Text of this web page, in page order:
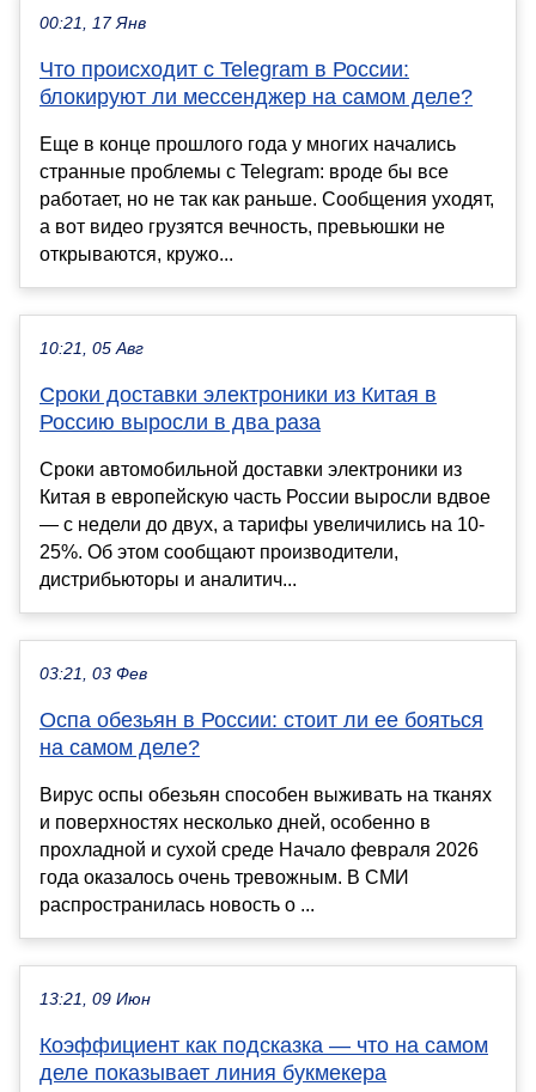
00:21, 17 Янв
Что происходит с Telegram в России:
блокируют ли мессенджер на самом деле?
Еще в конце прошлого года у многих начались
странные проблемы с Telegram: вроде бы все
работает, но не так как раньше. Сообщения уходят,
а вот видео грузятся вечность, превьюшки не
открываются, кружо...
10:21, 05 Авг
Сроки доставки электроники из Китая в
Россию выросли в два раза
Сроки автомобильной доставки электроники из
Китая в европейскую часть России выросли вдвое
— с недели до двух, а тарифы увеличились на 10-
25%. Об этом сообщают производители,
дистрибьюторы и аналитич...
03:21, 03 Фев
Оспа обезьян в России: стоит ли ее бояться
на самом деле?
Вирус оспы обезьян способен выживать на тканях
и поверхностях несколько дней, особенно в
прохладной и сухой среде Начало февраля 2026
года оказалось очень тревожным. В СМИ
распространилась новость о ...
13:21, 09 Июн
Коэффициент как подсказка — что на самом
деле показывает линия букмекера